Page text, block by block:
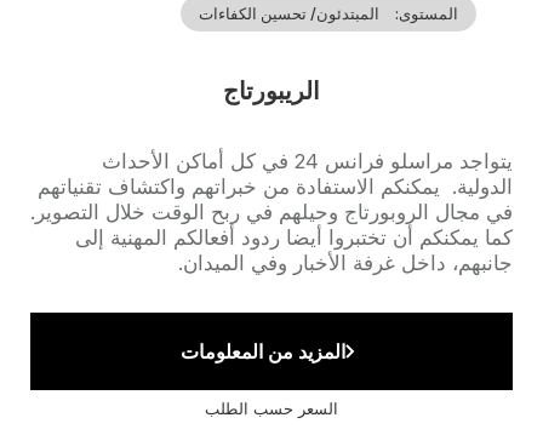
المستوى المبتدئون/ تحسين الكفاءات
الريبورتاج
Accroche
يتواجد مراسلو فرانس 24 في كل أماكن الأحداث
الدولية. يمكنكم الاستفادة من خبراتهم واكتشاف تقنياتهم
في مجال الروبورتاج وحيلهم في ربح الوقت خلال التصوير.
كما يمكنكم أن تختبروا أيضا ردود أفعالكم المهنية إلى
جانبهم، داخل غرفة الأخبار وفي الميدان.
المزيد من المعلومات
السعر حسب الطلب